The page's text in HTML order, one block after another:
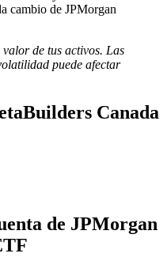
cambio de JPMorgan
de tus activos. Las
puede afectar
Canada
de JPMorgan